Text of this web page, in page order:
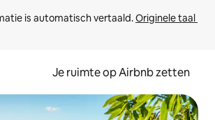
is automatisch vertaald. Originele taal
Je ruimte op Airbnb zetten